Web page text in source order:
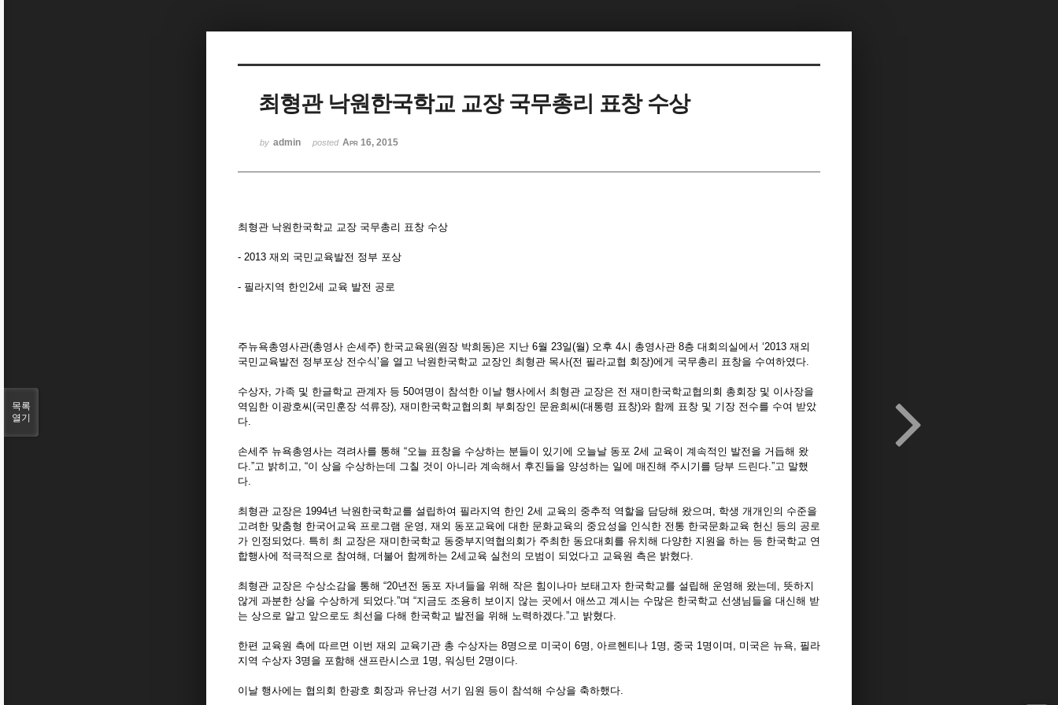
최형관 낙원한국학교 교장 국무총리 표창 수상
by admin posted Apr 16, 2015
최형관 낙원한국학교 교장 국무총리 표창 수상
- 2013 재외 국민교육발전 정부 포상
- 필라지역 한인2세 교육 발전 공로
주뉴욕총영사관(총영사 손세주) 한국교육원(원장 박희동)은 지난 6월 23일(월) 오후 4시 총영사관 8층 대회의실에서 ‘2013 재외
국민교육발전 정부포상 전수식’을 열고 낙원한국학교 교장인 최형관 목사(전 필라교협 회장)에게 국무총리 표창을 수여하였다.
수상자, 가족 및 한글학교 관계자 등 50여명이 참석한 이날 행사에서 최형관 교장은 전 재미한국학교협의회 총회장 및 이사장을
역임한 이광호씨(국민훈장 석류장), 재미한국학교협의회 부회장인 문윤희씨(대통령 표창)와 함께 표창 및 기장 전수를 수여 받았
다.
손세주 뉴욕총영사는 격려사를 통해 “오늘 표창을 수상하는 분들이 있기에 오늘날 동포 2세 교육이 계속적인 발전을 거듭해 왔
다.”고 밝히고, “이 상을 수상하는데 그칠 것이 아니라 계속해서 후진들을 양성하는 일에 매진해 주시기를 당부 드린다.”고 말했
다.
최형관 교장은 1994년 낙원한국학교를 설립하여 필라지역 한인 2세 교육의 중추적 역할을 담당해 왔으며, 학생 개개인의 수준을
고려한 맞춤형 한국어교육 프로그램 운영, 재외 동포교육에 대한 문화교육의 중요성을 인식한 전통 한국문화교육 헌신 등의 공로
가 인정되었다. 특히 최 교장은 재미한국학교 동중부지역협의회가 주최한 동요대회를 유치해 다양한 지원을 하는 등 한국학교 연
합행사에 적극적으로 참여해, 더불어 함께하는 2세교육 실천의 모범이 되었다고 교육원 측은 밝혔다.
최형관 교장은 수상소감을 통해 “20년전 동포 자녀들을 위해 작은 힘이나마 보태고자 한국학교를 설립해 운영해 왔는데, 뜻하지
않게 과분한 상을 수상하게 되었다.”며 “지금도 조용히 보이지 않는 곳에서 애쓰고 계시는 수많은 한국학교 선생님들을 대신해 받
는 상으로 알고 앞으로도 최선을 다해 한국학교 발전을 위해 노력하겠다.”고 밝혔다.
한편 교육원 측에 따르면 이번 재외 교육기관 총 수상자는 8명으로 미국이 6명, 아르헨티나 1명, 중국 1명이며, 미국은 뉴욕, 필라
지역 수상자 3명을 포함해 샌프란시스코 1명, 워싱턴 2명이다.
이날 행사에는 협의회 한광호 회장과 유난경 서기 임원 등이 참석해 수상을 축하했다.
목록
열기
Sketchbook5, 스케치북5
Sketchbook5, 스케치북5